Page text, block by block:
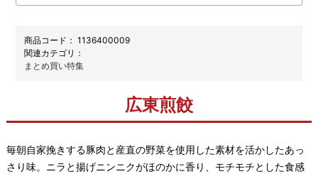
商品コード： 1136400009
関連カテゴリ：
まとめ買い特集
広東煎餃
毎朝自家挽きする豚肉と産直の野菜を使用した素材を活かしたあっ
さり味。ニラと揚げニンニクがほのかに香り、モチモチとした食感